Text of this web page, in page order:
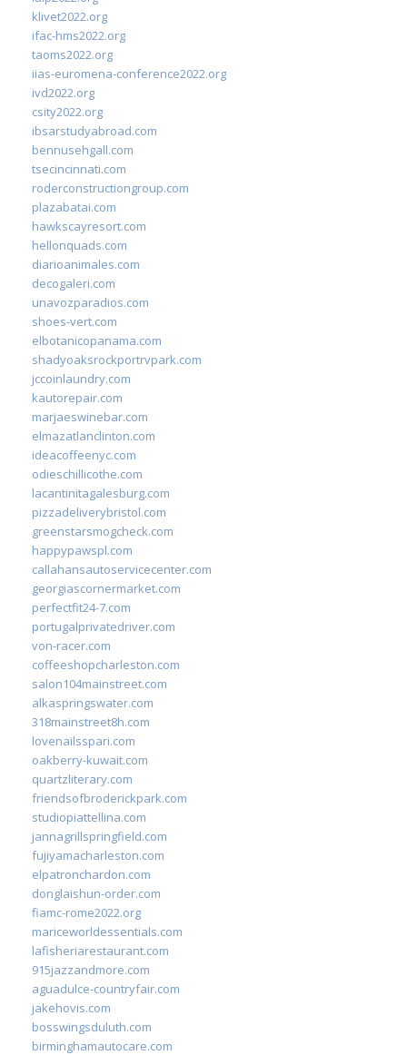
klivet2022.org
ifac-hms2022.org
taoms2022.org
iias-euromena-conference2022.org
ivd2022.org
csity2022.org
ibsarstudyabroad.com
bennusehgall.com
tsecincinnati.com
roderconstructiongroup.com
plazabatai.com
hawkscayresort.com
hellonquads.com
diarioanimales.com
decogaleri.com
unavozparadios.com
shoes-vert.com
elbotanicopanama.com
shadyoaksrockportrvpark.com
jccoinlaundry.com
kautorepair.com
marjaeswinebar.com
elmazatlanclinton.com
ideacoffeenyc.com
odieschillicothe.com
lacantinitagalesburg.com
pizzadeliverybristol.com
greenstarsmogcheck.com
happypawspl.com
callahansautoservicecenter.com
georgiascornermarket.com
perfectfit24-7.com
portugalprivatedriver.com
von-racer.com
coffeeshopcharleston.com
salon104mainstreet.com
alkaspringswater.com
318mainstreet8h.com
lovenailsspari.com
oakberry-kuwait.com
quartzliterary.com
friendsofbroderickpark.com
studiopiattellina.com
jannagrillspringfield.com
fujiyamacharleston.com
elpatronchardon.com
donglaishun-order.com
fiamc-rome2022.org
mariceworldessentials.com
lafisheriarestaurant.com
915jazzandmore.com
aguadulce-countryfair.com
jakehovis.com
bosswingsduluth.com
birminghamautocare.com